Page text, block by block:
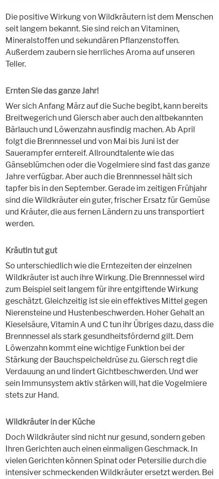
Die positive Wirkung von Wildkräutern ist dem Menschen
seit langem bekannt. Sie sind reich an Vitaminen,
Mineralstoffen und sekundären Pflanzenstoffen.
Außerdem zaubern sie herrliches Aroma auf unseren
Teller.
Ernten Sie das ganze Jahr!
Wer sich Anfang März auf die Suche begibt, kann bereits
Breitwegerich und Giersch aber auch den altbekannten
Bärlauch und Löwenzahn ausfindig machen. Ab April
folgt die Brennnessel und von Mai bis Juni ist der
Sauerampfer erntereif. Allroundtalente wie das
Gänseblümchen oder die Vogelmiere sind fast das ganze
Jahre verfügbar. Aber auch die Brennnessel hält sich
tapfer bis in den September. Gerade im zeitigen Frühjahr
sind die Wildkräuter ein guter, frischer Ersatz für Gemüse
und Kräuter, die aus fernen Ländern zu uns transportiert
werden.
Kräutln tut gut
So unterschiedlich wie die Erntezeiten der einzelnen
Wildkräuter ist auch ihre Wirkung. Die Brennnessel wird
zum Beispiel seit langem für ihre entgiftende Wirkung
geschätzt. Gleichzeitig ist sie ein effektives Mittel gegen
Nierensteine und Hustenbeschwerden. Hoher Gehalt an
Kieselsäure, Vitamin A und C tun ihr Übriges dazu, dass die
Brennnessel als stark gesundheitsfördernd gilt. Dem
Löwenzahn kommt eine wichtige Funktion bei der
Stärkung der Bauchspeicheldrüse zu. Giersch regt die
Verdauung an und lindert Gichtbeschwerden. Und wer
sein Immunsystem aktiv stärken will, hat die Vogelmiere
stets zur Hand.
Wildkräuter in der Küche
Doch Wildkräuter sind nicht nur gesund, sondern geben
Ihren Gerichten auch einen einmaligen Geschmack. In
vielen Gerichten können Spinat oder Petersilie durch die
intensiver schmeckenden Wildkräuter ersetzt werden. Bei